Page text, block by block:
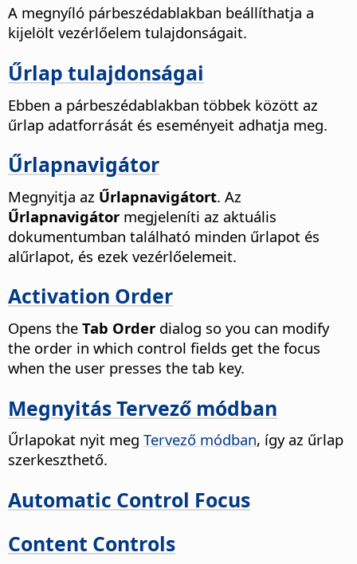
A megnyíló párbeszédablakban beállíthatja a
kijelölt vezérlőelem tulajdonságait.
Űrlap tulajdonságai
Ebben a párbeszédablakban többek között az
űrlap adatforrását és eseményeit adhatja meg.
Űrlapnavigátor
Megnyitja az Űrlapnavigátort. Az
Űrlapnavigátor megjeleníti az aktuális
dokumentumban található minden űrlapot és
alűrlapot, és ezek vezérlőelemeit.
Activation Order
Opens the Tab Order dialog so you can modify
the order in which control fields get the focus
when the user presses the tab key.
Megnyitás Tervező módban
Űrlapokat nyit meg Tervező módban, így az űrlap
szerkeszthető.
Automatic Control Focus
Content Controls